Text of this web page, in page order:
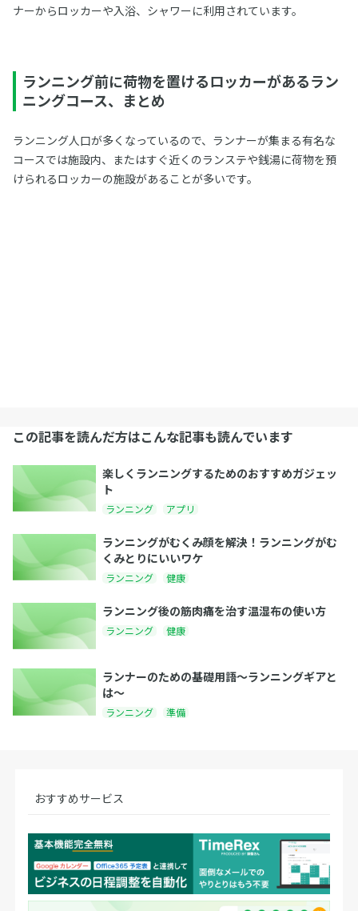
ナーからロッカーや入浴、シャワーに利用されています。
ランニング前に荷物を置けるロッカーがあるラン
ニングコース、まとめ
ランニング人口が多くなっているので、ランナーが集まる有名な
コースでは施設内、またはすぐ近くのランステや銭湯に荷物を預
けられるロッカーの施設があることが多いです。
この記事を読んだ方はこんな記事も読んでいます
楽しくランニングするためのおすすめガジェッ
ト
ランニング アプリ
ランニングがむくみ顔を解決！ランニングがむ
くみとりにいいワケ
ランニング 健康
ランニング後の筋肉痛を治す温湿布の使い方
ランニング 健康
ランナーのための基礎用語〜ランニングギアと
は〜
ランニング 準備
おすすめサービス